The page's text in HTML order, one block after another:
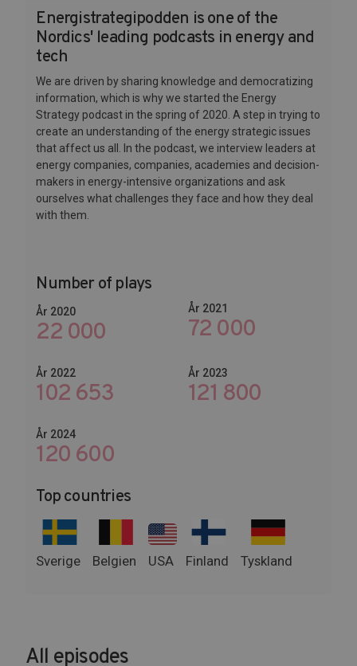
Energistrategipodden is one of the
Nordics' leading podcasts in energy and
tech
We are driven by sharing knowledge and democratizing
information, which is why we started the Energy
Strategy podcast in the spring of 2020. A step in trying to
create an understanding of the energy strategic issues
that affect us all. In the podcast, we interview leaders at
energy companies, companies, academies and decision-
makers in energy-intensive organizations and ask
ourselves what challenges they face and how they deal
with them.
Number of plays
År 2020
22 000
År 2021
72 000
År 2022
102 653
År 2023
145 674
År 2024
147 600
Top countries
Sverige Belgien USA Finland Tyskland
All episodes